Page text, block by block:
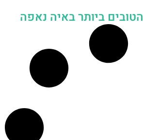
ביותר באיה נאפה